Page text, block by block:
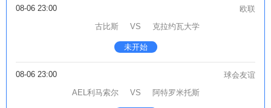
08-06 23:00
欧联
古比斯
VS 克拉约瓦大学
未开始
08-06 23:00
球会友谊
AEL利马索尔
VS 阿特罗米托斯